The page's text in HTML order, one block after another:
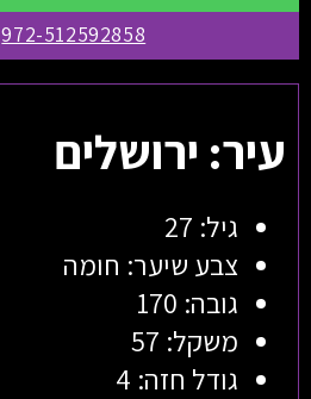
972-512592858
עיר: ירושלים
גיל: 27
צבע שיער: חומה
גובה: 170
משקל: 57
גודל חזה: 4